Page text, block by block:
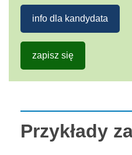
info dla kandydata
zapisz się
Przykłady